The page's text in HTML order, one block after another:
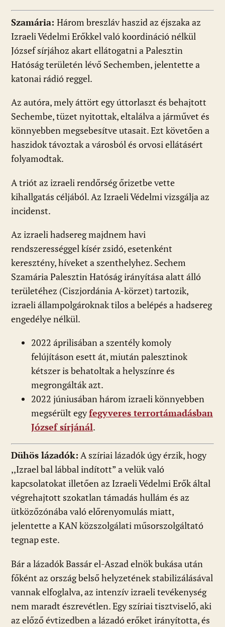
Szamária: Három breszláv haszid az éjszaka az
Izraeli Védelmi Erőkkel való koordináció nélkül
József sírjához akart ellátogatni a Palesztin
Hatóság területén lévő Sechemben, jelentette a
katonai rádió reggel.
Az autóra, mely áttört egy úttorlaszt és behajtott
Sechembe, tüzet nyitottak, eltalálva a járművet és
könnyebben megsebesítve utasait. Ezt követően a
haszidok távoztak a városból és orvosi ellátásért
folyamodtak.
A triót az izraeli rendőrség őrizetbe vette
kihallgatás céljából. Az Izraeli Védelmi vizsgálja az
incidenst.
Az izraeli hadsereg majdnem havi
rendszerességgel kísér zsidó, esetenként
keresztény, híveket a szenthelyhez. Sechem
Szamária Palesztin Hatóság irányítása alatt álló
területéhez (Ciszjordánia A-körzet) tartozik,
izraeli állampolgároknak tilos a belépés a hadsereg
engedélye nélkül.
2022 áprilisában a szentély komoly
felújításon esett át, miután palesztinok
kétszer is behatoltak a helyszínre és
megrongálták azt.
2022 júniusában három izraeli könnyebben
megsérült egyfegyveres terrortámadásban
József sírjánál.
Dühös lázadók: A szíriai lázadók úgy érzik, hogy
,,Izrael bal lábbal indított” a velük való
kapcsolatokat illetően az Izraeli Védelmi Erők által
végrehajtott szokatlan támadás hullám és az
ütközőzónába való előrenyomulás miatt,
jelentette a KAN közszolgálati műsorszolgáltató
tegnap este.
Bár a lázadók Bassár el-Aszad elnök bukása után
főként az ország belső helyzetének stabilizálásával
vannak elfoglalva, az intenzív izraeli tevékenység
nem maradt észrevétlen. Egy szíriai tisztviselő, aki
az előző évtizedben a lázadó erőket irányította, és